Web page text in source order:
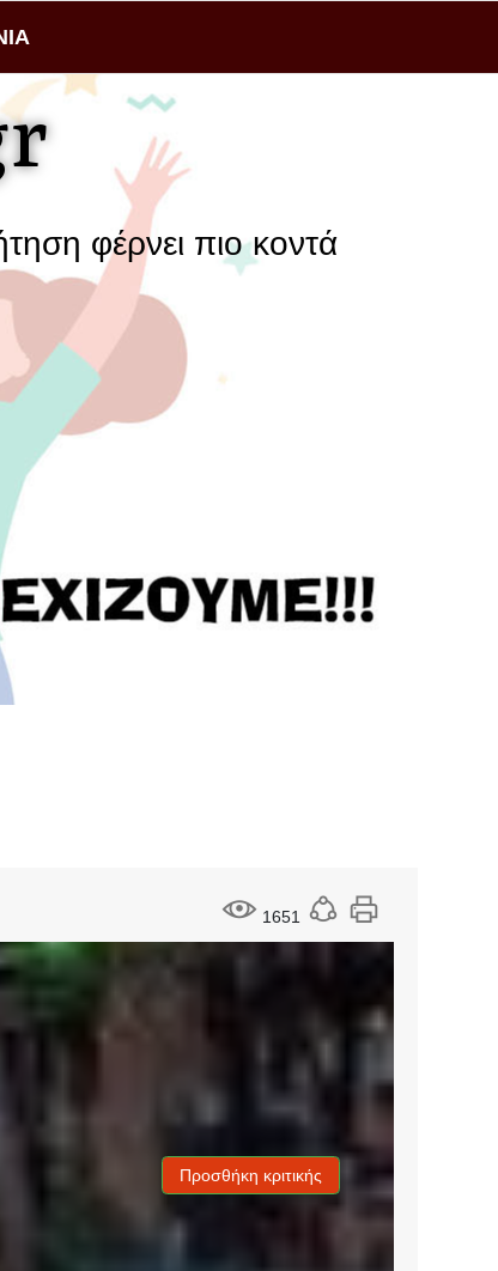
πιο κοντά μια επιχείρηση με
1651
Προσθήκη κριτικής